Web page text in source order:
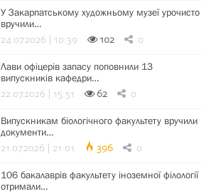
У Закарпатському художньому музеї урочисто
вручили…
24.07.2026 | 10:39 102 0
Лави офіцерів запасу поповнили 13
випускників кафедри…
22.07.2026 | 15:51 62 0
Випускникам біологічного факультету вручили
документи…
21.07.2026 | 21:01 396 0
106 бакалаврів факультету іноземної філології
отримали…